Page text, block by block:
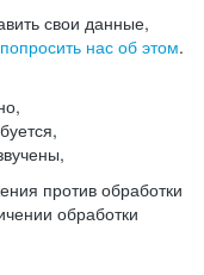
свои данные,
попросить нас об этом.
против обработки
обработки